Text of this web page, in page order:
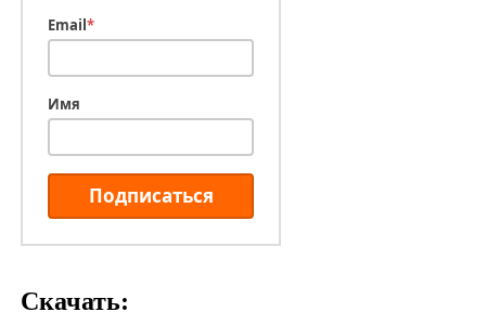
Email*
Имя
Подписаться
Скачать: